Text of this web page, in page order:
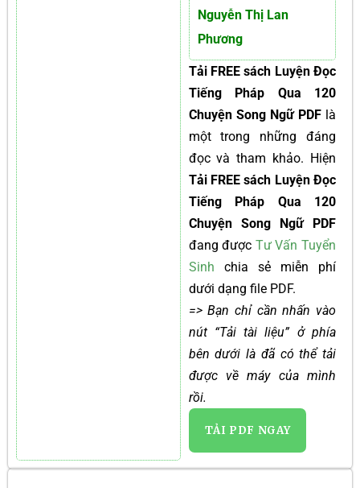
Nguyễn Thị Lan
Phương
Tải FREE sách Luyện Đọc
Tiếng Pháp Qua 120
Chuyện Song Ngữ PDFlà
một trong những đáng
đọc và tham khảo. Hiện
Tải FREE sách Luyện Đọc
Tiếng Pháp Qua 120
Chuyện Song Ngữ PDF
đang được Tư Vấn Tuyển
Sinh chia sẻ miễn phí
dưới dạng file PDF.
=> Bạn chỉ cần nhấn vào
nút “Tải tài liệu” ở phía
bên dưới là đã có thể tải
được về máy của mình
rồi.
TẢI PDF NGAY